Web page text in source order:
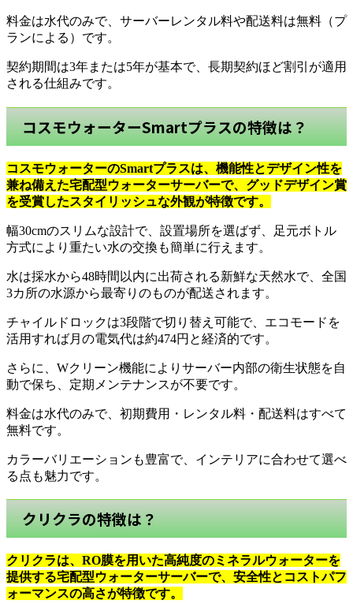
料金は水代のみで、サーバーレンタル料や配送料は無料（プ
ランによる）です。
契約期間は3年または5年が基本で、長期契約ほど割引が適用
される仕組みです。
コスモウォーターSmartプラスの特徴は？
コスモウォーターのSmartプラスは、機能性とデザイン性を
兼ね備えた宅配型ウォーターサーバーで、グッドデザイン賞
を受賞したスタイリッシュな外観が特徴です。
幅30cmのスリムな設計で、設置場所を選ばず、足元ボトル
方式により重たい水の交換も簡単に行えます。
水は採水から48時間以内に出荷される新鮮な天然水で、全国
3カ所の水源から最寄りのものが配送されます。
チャイルドロックは3段階で切り替え可能で、エコモードを
活用すれば月の電気代は約474円と経済的です。
さらに、Wクリーン機能によりサーバー内部の衛生状態を自
動で保ち、定期メンテナンスが不要です。
料金は水代のみで、初期費用・レンタル料・配送料はすべて
無料です。
カラーバリエーションも豊富で、インテリアに合わせて選べ
る点も魅力です。
クリクラの特徴は？
クリクラは、RO膜を用いた高純度のミネラルウォーターを
提供する宅配型ウォーターサーバーで、安全性とコストパフ
ォーマンスの高さが特徴です。